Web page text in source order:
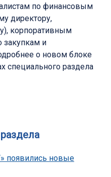
по финансовым
директору,
корпоративным
закупкам и
о новом блоке
специального раздела
появились новые